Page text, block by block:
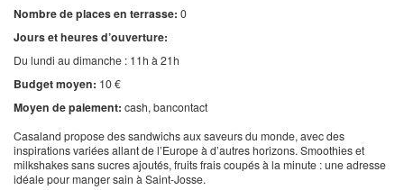
Nombre de places en terrasse: 0
Jours et heures d’ouverture:
Du lundi au dimanche : 11h à 21h
Budget moyen: 10 €
Moyen de paiement: cash bancontact
Casaland propose des sandwichs aux saveurs du monde, avec des
inspirations variées allant de l’Europe à d’autres horizons. Smoothies et
milkshakes sans sucres ajoutés, fruits frais coupés à la minute : une adresse
idéale pour manger sain à Saint-Josse.